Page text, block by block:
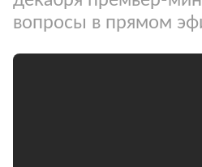
вопросы в прямом